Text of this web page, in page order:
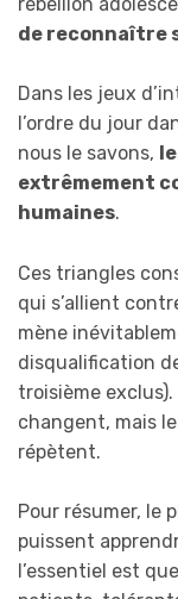
de reconnaître
Dans les jeux
l’ordre du jour
nous le savons,
extrêmement
humaines.
Ces triangles
qui s’allient
mène
disqualification
troisième
changent, mais
répètent.
Pour résumer, le
puissent
l’essentiel est